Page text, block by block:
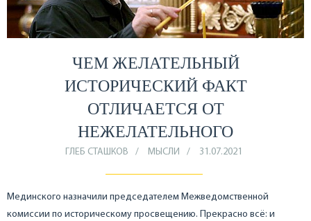
ЧЕМ ЖЕЛАТЕЛЬНЫЙ
ИСТОРИЧЕСКИЙ ФАКТ
ОТЛИЧАЕТСЯ ОТ
НЕЖЕЛАТЕЛЬНОГО
ГЛЕБ СТАШКОВ МЫСЛИ 31.07.2021
Мединского назначили председателем Межведомственной
комиссии по историческому просвещению. Прекрасно всё: и